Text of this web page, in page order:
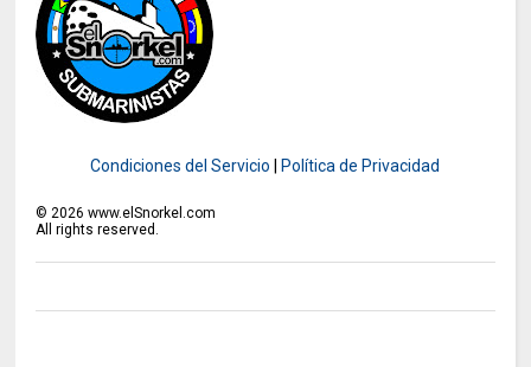
Condiciones del Servicio Política de Privacidad
©2026 www.elSnorkel.com
All rights reserved.